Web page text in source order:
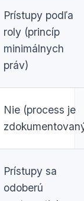
Prístupy podľa
roly (princíp
minimálnych
práv)
Nie (process je
Prístupy sa
odoberú